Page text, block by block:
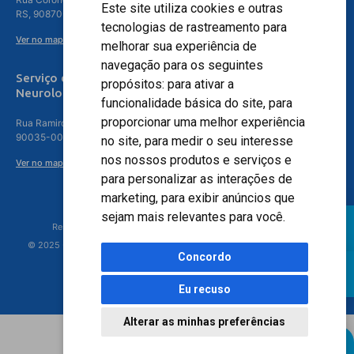
Este site utiliza cookies e outras
tecnologias de rastreamento para
melhorar sua experiência de
navegação para os seguintes
propósitos: para ativar a
funcionalidade básica do site, para
proporcionar uma melhor experiência
no site, para medir o seu interesse
nos nossos produtos e serviços e
para personalizar as interações de
marketing, para exibir anúncios que
sejam mais relevantes para você.
Concordo
Eu recuso
Alterar as minhas preferências
RS, 90870-016
Ver no mapa
Serviço de
Neurologia
Rua Ramiro Barcelos, 630 – 5º andar – Floresta, Porto Alegre – RS,
90035-001
Ver no mapa
Responsável Técnico: Dr. Luiz Antonio Nasi - CREMERS 11217
© 2025 - Hospital Moinhos de Vento - Registro Empresa (CRM-RS): 425